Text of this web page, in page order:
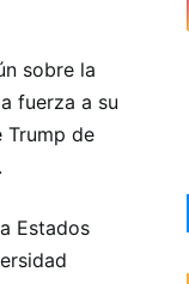
sobre la
fuerza a su
Trump de
Estados